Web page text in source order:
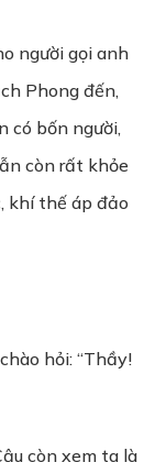
người gọi anh
Phong đến,
có bốn người,
còn rất khỏe
khí thế áp đảo
hỏi: “Thầy!
còn xem ta là